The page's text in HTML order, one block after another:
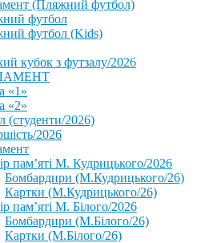
(Пляжний футбол)
футбол
футбол (Kids)
кубок з футзалу/2026
«1»
«2»
(студенти/2026)
2026⁩
пам’яті М. Кудрицького/2026
Бомбардири (М.Кудрицького/26)
Картки (М.Кудрицького/26)
пам’яті М. Білого/2026
Бомбардири (М.Білого/26)
Картки (М.Білого/26)